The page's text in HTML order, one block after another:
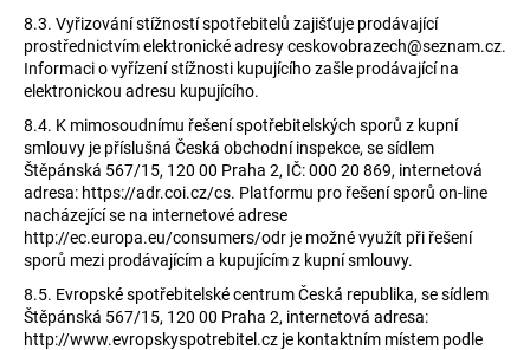
8.3. Vyřizování stížností spotřebitelů zajišťuje prodávající
prostřednictvím elektronické adresy ceskovobrazech@seznam.cz.
Informaci o vyřízení stížnosti kupujícího zašle prodávající na
elektronickou adresu kupujícího.
8.4. K mimosoudnímu řešení spotřebitelských sporů z kupní
smlouvy je příslušná Česká obchodní inspekce, se sídlem
Štěpánská 567/15, 120 00 Praha 2, IČ: 000 20 869, internetová
adresa: https://adr.coi.cz/cs. Platformu pro řešení sporů on-line
nacházející se na internetové adrese
http://ec.europa.eu/consumers/odr je možné využít při řešení
sporů mezi prodávajícím a kupujícím z kupní smlouvy.
8.5. Evropské spotřebitelské centrum Česká republika, se sídlem
Štěpánská 567/15, 120 00 Praha 2, internetová adresa:
http://www.evropskyspotrebitel.cz je kontaktním místem podle